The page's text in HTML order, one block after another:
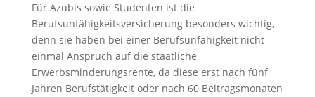
Für Azubis sowie Studenten ist die
Berufsunfähigkeitsversicherung besonders wichtig,
denn sie haben bei einer Berufsunfähigkeit nicht
einmal Anspruch auf die staatliche
Erwerbsminderungsrente, da diese erst nach fünf
Jahren Berufstätigkeit oder nach 60 Beitragsmonaten